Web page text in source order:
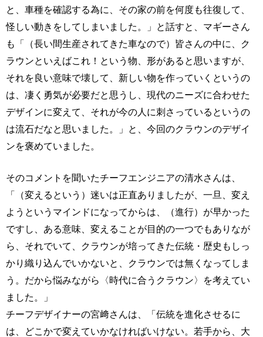
と、車種を確認する為に、その家の前を何度も往復して、
怪しい動きをしてしまいました。」と話すと、マギーさん
も「（長い間生産されてきた車なので）皆さんの中に、ク
ラウンといえばこれ！という物、形があると思いますが、
それを良い意味で壊して、新しい物を作っていくというの
は、凄く勇気が必要だと思うし、現代のニーズに合わせた
デザインに変えて、それが今の人に刺さっているというの
は流石だなと思いました。」と、今回のクラウンのデザイ
ンを褒めていました。
そのコメントを聞いたチーフエンジニアの清水さんは、
「（変えるという）迷いは正直ありましたが、一旦、変え
ようというマインドになってからは、（進行）が早かった
ですし、ある意味、変えることが目的の一つでもありなが
ら、それでいて、クラウンが培ってきた伝統・歴史もしっ
かり織り込んでいかないと、クラウンでは無くなってしま
う。だから悩みながら〈時代に合うクラウン〉を考えてい
ました。」
チーフデザイナーの宮﨑さんは、「伝統を進化させるに
は、どこかで変えていかなければいけない。若手から、大